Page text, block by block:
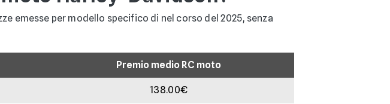
per modello specifico di nel corso del 2025, senza
Premio medio RC moto
138.00€